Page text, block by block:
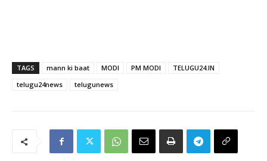
TAGS mann ki baat MODI PM MODI
TELUGU24.IN
telugu24news
telugunews